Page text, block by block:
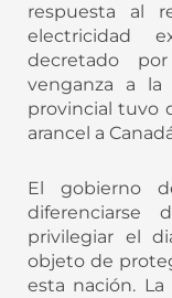
respuesta al
electricidad
decretado
venganza a la
provincial tuvo
arancel a
El gobierno
diferenciarse
privilegiar el
objeto de
esta nación.